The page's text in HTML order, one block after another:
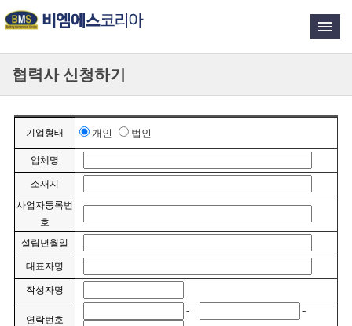
협력사 신청하기
기업형태 개인 법인
업체명
소재지
사업자등록번
호
설립년월일
대표자명
작성자명
연락번호
- -